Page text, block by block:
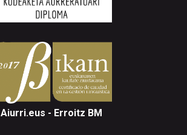
Aiurri.eus - Erroitz BM